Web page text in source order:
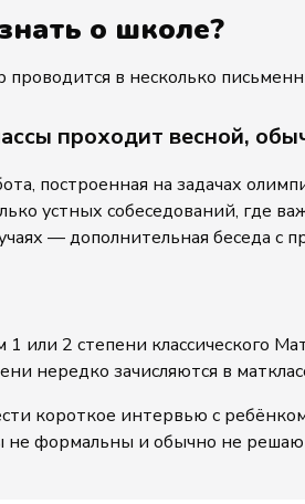
о школе?
в несколько
проходит весной,
построенная на задачах
устных собеседований, где
— дополнительная беседа с
или 2 степени классического
нередко зачисляются в
короткое интервью с
не формальны и обычно не